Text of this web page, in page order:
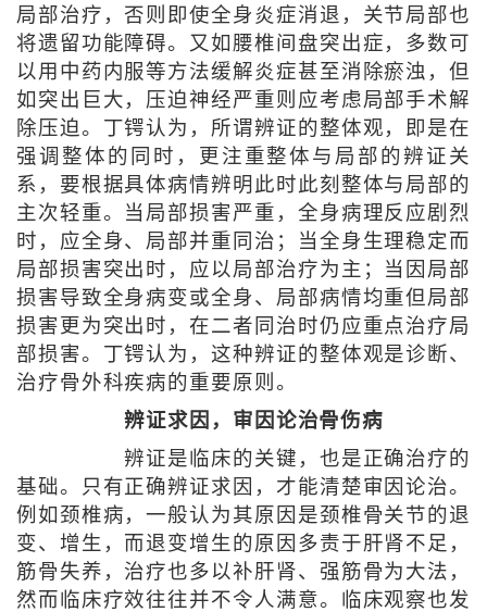
局部治疗，否则即使全身炎症消退，关节局部也
将遗留功能障碍。又如腰椎间盘突出症，多数可
以用中药内服等方法缓解炎症甚至消除瘀浊，但
如突出巨大，压迫神经严重则应考虑局部手术解
除压迫。丁锷认为，所谓辨证的整体观，即是在
强调整体的同时，更注重整体与局部的辨证关
系，要根据具体病情辨明此时此刻整体与局部的
主次轻重。当局部损害严重，全身病理反应剧烈
时，应全身、局部并重同治；当全身生理稳定而
局部损害突出时，应以局部治疗为主；当因局部
损害导致全身病变或全身、局部病情均重但局部
损害更为突出时，在二者同治时仍应重点治疗局
部损害。丁锷认为，这种辨证的整体观是诊断、
治疗骨外科疾病的重要原则。
辨证求因，审因论治骨伤病
辨证是临床的关键，也是正确治疗的
基础。只有正确辨证求因，才能清楚审因论治。
例如颈椎病，一般认为其原因是颈椎骨关节的退
变、增生，而退变增生的原因多责于肝肾不足，
筋骨失养，治疗也多以补肝肾、强筋骨为大法，
然而临床疗效往往并不令人满意。临床观察也发